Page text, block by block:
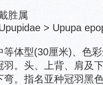
胜属
> Upupa
等体型(30厘米)、色
羽。头、上背、肩及
弯。指名亚种冠羽黑